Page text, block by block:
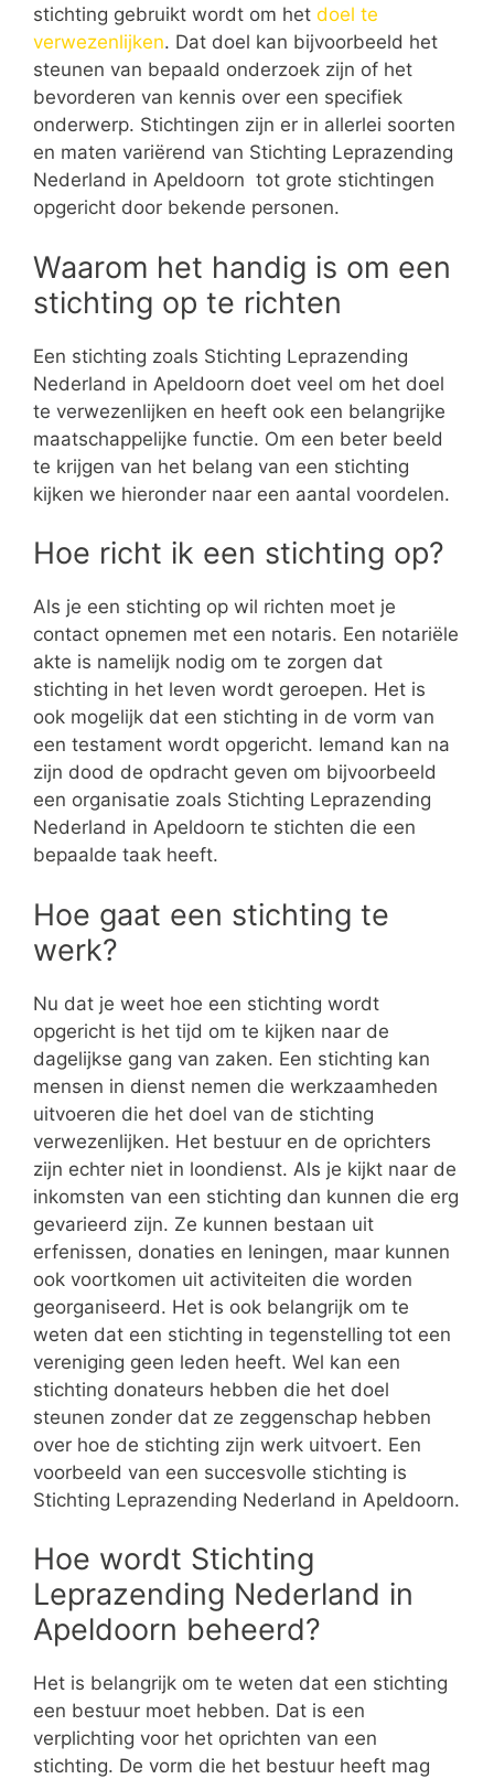
stichting gebruikt wordt om het doel te
verwezenlijken. Dat doel kan bijvoorbeeld het
steunen van bepaald onderzoek zijn of het
bevorderen van kennis over een specifiek
onderwerp. Stichtingen zijn er in allerlei soorten
en maten variërend van Stichting Leprazending
Nederland in Apeldoorn tot grote stichtingen
opgericht door bekende personen.
Waarom het handig is om een
stichting op te richten
Een stichting zoals Stichting Leprazending
Nederland in Apeldoorn doet veel om het doel
te verwezenlijken en heeft ook een belangrijke
maatschappelijke functie. Om een beter beeld
te krijgen van het belang van een stichting
kijken we hieronder naar een aantal voordelen.
Hoe richt ik een stichting op?
Als je een stichting op wil richten moet je
contact opnemen met een notaris. Een notariële
akte is namelijk nodig om te zorgen dat
stichting in het leven wordt geroepen. Het is
ook mogelijk dat een stichting in de vorm van
een testament wordt opgericht. Iemand kan na
zijn dood de opdracht geven om bijvoorbeeld
een organisatie zoals Stichting Leprazending
Nederland in Apeldoorn te stichten die een
bepaalde taak heeft.
Hoe gaat een stichting te
werk?
Nu dat je weet hoe een stichting wordt
opgericht is het tijd om te kijken naar de
dagelijkse gang van zaken. Een stichting kan
mensen in dienst nemen die werkzaamheden
uitvoeren die het doel van de stichting
verwezenlijken. Het bestuur en de oprichters
zijn echter niet in loondienst. Als je kijkt naar de
inkomsten van een stichting dan kunnen die erg
gevarieerd zijn. Ze kunnen bestaan uit
erfenissen, donaties en leningen, maar kunnen
ook voortkomen uit activiteiten die worden
georganiseerd. Het is ook belangrijk om te
weten dat een stichting in tegenstelling tot een
vereniging geen leden heeft. Wel kan een
stichting donateurs hebben die het doel
steunen zonder dat ze zeggenschap hebben
over hoe de stichting zijn werk uitvoert. Een
voorbeeld van een succesvolle stichting is
Stichting Leprazending Nederland in Apeldoorn.
Hoe wordt Stichting
Leprazending Nederland in
Apeldoorn beheerd?
Het is belangrijk om te weten dat een stichting
een bestuur moet hebben. Dat is een
verplichting voor het oprichten van een
stichting. De vorm die het bestuur heeft mag